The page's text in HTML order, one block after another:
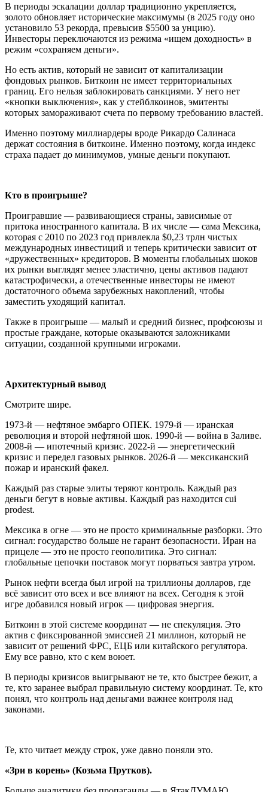
В периоды эскалации доллар традиционно укрепляется,
золото обновляет исторические максимумы (в 2025 году оно
установило 53 рекорда, превысив $5500 за унцию).
Инвесторы переключаются из режима «ищем доходность» в
режим «сохраняем деньги».
Но есть актив, который не зависит от капитализации
фондовых рынков. Биткоин не имеет территориальных
границ. Его нельзя заблокировать санкциями. У него нет
«кнопки выключения», как у стейблкоинов, эмитенты
которых замораживают счета по первому требованию властей.
Именно поэтому миллиардеры вроде Рикардо Салинаса
держат состояния в биткоине. Именно поэтому, когда индекс
страха падает до минимумов, умные деньги покупают.
Кто в проигрыше?
Проигравшие — развивающиеся страны, зависимые от
притока иностранного капитала. В их числе — сама Мексика,
которая с 2010 по 2023 год привлекла $0,23 трлн чистых
международных инвестиций и теперь критически зависит от
«дружественных» кредиторов. В моменты глобальных шоков
их рынки выглядят менее эластично, цены активов падают
катастрофически, а отечественные инвесторы не имеют
достаточного объема зарубежных накоплений, чтобы
заместить уходящий капитал.
Также в проигрыше — малый и средний бизнес, профсоюзы и
простые граждане, которые оказываются заложниками
ситуации, созданной крупными игроками.
Архитектурный вывод
Смотрите шире.
1973-й — нефтяное эмбарго ОПЕК. 1979-й — иранская
революция и второй нефтяной шок. 1990-й — война в Заливе.
2008-й — ипотечный кризис. 2022-й — энергетический
кризис и передел газовых рынков. 2026-й — мексиканский
пожар и иранский факел.
Каждый раз старые элиты теряют контроль. Каждый раз
деньги бегут в новые активы. Каждый раз находится cui
prodest.
Мексика в огне — это не просто криминальные разборки. Это
сигнал: государство больше не гарант безопасности. Иран на
прицеле — это не просто геополитика. Это сигнал:
глобальные цепочки поставок могут порваться завтра утром.
Рынок нефти всегда был игрой на триллионы долларов, где
всё зависит ото всех и все влияют на всех. Сегодня к этой
игре добавился новый игрок — цифровая энергия.
Биткоин в этой системе координат — не спекуляция. Это
актив с фиксированной эмиссией 21 миллион, который не
зависит от решений ФРС, ЕЦБ или китайского регулятора.
Ему все равно, кто с кем воюет.
В периоды кризисов выигрывают не те, кто быстрее бежит, а
те, кто заранее выбрал правильную систему координат. Те, кто
понял, что контроль над деньгами важнее контроля над
законами.
Те, кто читает между строк, уже давно поняли это.
«Зри в корень» (Козьма Прутков).